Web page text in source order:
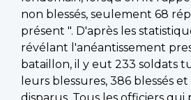
non blessés, seulement 68
présent ". D'après les
révélant l'anéantissement
bataillon, il y eut 233 soldats
leurs blessures, 386 blessés